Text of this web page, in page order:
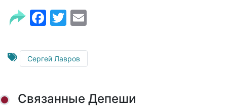
Facebook
Twitter
Сергей Лавров
Связанные Депеши